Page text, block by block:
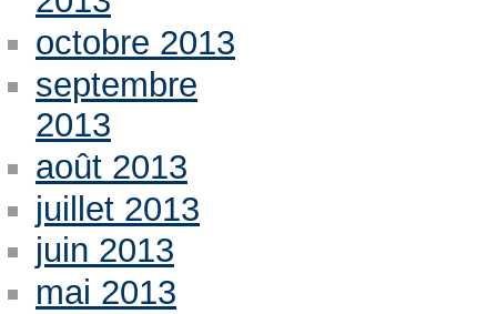
octobre 2013
septembre
2013
août 2013
juillet 2013
juin 2013
mai 2013